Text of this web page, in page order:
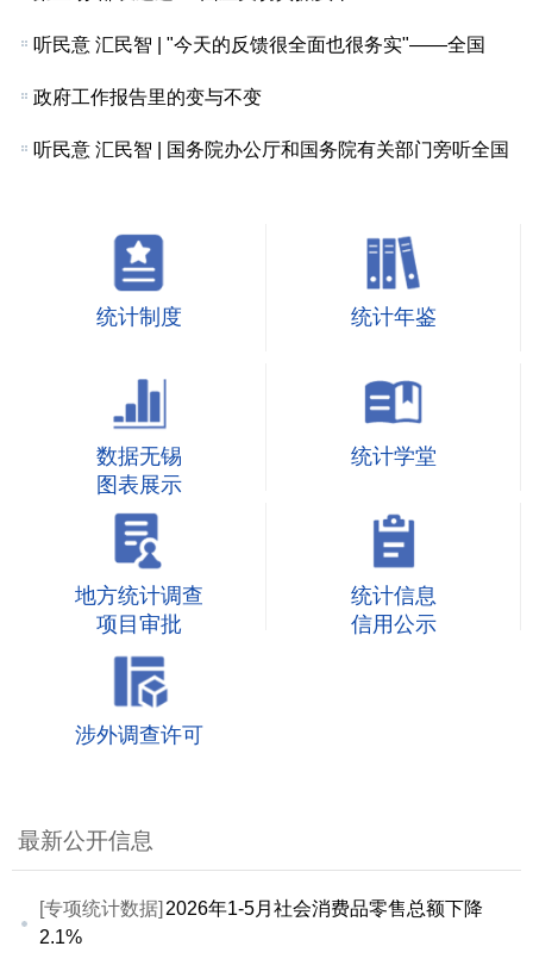
听民意 汇民智 | "今天的反馈很全面也很务实"——全国
政府工作报告里的变与不变
听民意 汇民智 | 国务院办公厅和国务院有关部门旁听全国
统计制度 统计年鉴
数据无锡
图表展示
统计学堂
地方统计调查
项目审批
统计信息
信用公示
涉外调查许可
最新公开信息
[专项统计数据] 2026年1-5月社会消费品零售总额下降
2.1%